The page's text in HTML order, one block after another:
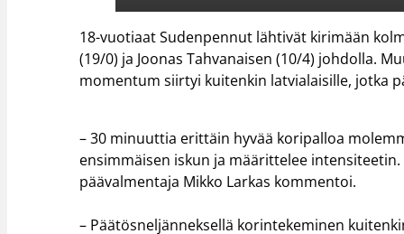
18-vuotiaat Sudenpennut lähtivät kirimään
(19/0) ja Joonas Tahvanaisen (10/4) johdolla.
momentum siirtyi kuitenkin latvialaisille, jotka
– 30 minuuttia erittäin hyvää koripalloa
ensimmäisen iskun ja määrittelee
päävalmentaja Mikko Larkas kommentoi.
– Päätösneljänneksellä korintekeminen